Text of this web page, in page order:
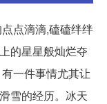
点滴滴,磕磕绊绊
的星星般灿烂夺
一件事情尤其让
雪的经历。冰天